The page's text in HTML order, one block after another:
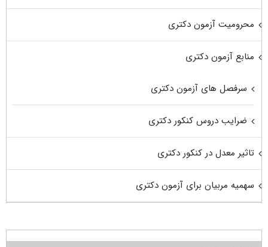
محرومیت آزمون دکتری
منابع آزمون دکتری
سرفصل های آزمون دکتری
ضرایب دروس کنکور دکتری
تاثیر معدل در کنکور دکتری
سهمیه مربیان برای آزمون دکتری